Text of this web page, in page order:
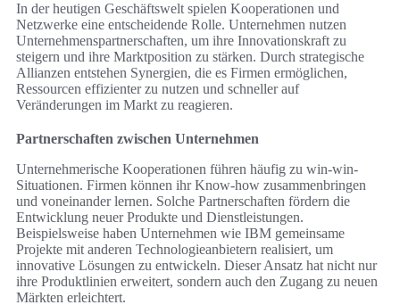
In der heutigen Geschäftswelt spielen Kooperationen und
Netzwerke eine entscheidende Rolle. Unternehmen nutzen
Unternehmenspartnerschaften, um ihre Innovationskraft zu
steigern und ihre Marktposition zu stärken. Durch strategische
Allianzen entstehen Synergien, die es Firmen ermöglichen,
Ressourcen effizienter zu nutzen und schneller auf
Veränderungen im Markt zu reagieren.
Partnerschaften zwischen Unternehmen
Unternehmerische Kooperationen führen häufig zu win-win-
Situationen. Firmen können ihr Know-how zusammenbringen
und voneinander lernen. Solche Partnerschaften fördern die
Entwicklung neuer Produkte und Dienstleistungen.
Beispielsweise haben Unternehmen wie IBM gemeinsame
Projekte mit anderen Technologieanbietern realisiert, um
innovative Lösungen zu entwickeln. Dieser Ansatz hat nicht nur
ihre Produktlinien erweitert, sondern auch den Zugang zu neuen
Märkten erleichtert.